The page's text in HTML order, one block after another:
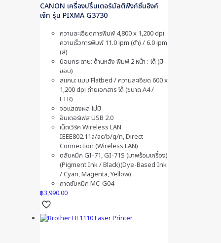
CANON เครื่องปริ้นเตอร์มัลติฟังก์ชั่นอิงค์
เจ็ท รุ่น PIXMA G3730
ความละเอียดการพิมพ์ 4,800 x 1,200 dpi
ความเร็วการพิมพ์ 11.0 ipm (ดำ) / 6.0 ipm
(สี)
ป้อนกระดาษ: ด้านหลัง พิมพ์ 2 หน้า : ได้ (มี
ขอบ)
สแกน: แบบ Flatbed / ความละเอียด 600 x
1,200 dpi ถ่ายเอกสาร ได้ (ขนาด A4 /
LTR)
จอแสดงผล ไม่มี
อินเตอร์เฟส USB 2.0
เน็ตเวิร์ค Wireless LAN
IEEE802.11a/ac/b/g/n, Direct
Connection (Wireless LAN)
ตลับหมึก GI-71, GI-71S (มาพร้อมเครื่อง)
(Pigment Ink / Black)(Dye-Based Ink
/ Cyan, Magenta, Yellow)
ถาดซับหมึก MC-G04
฿3,990.00